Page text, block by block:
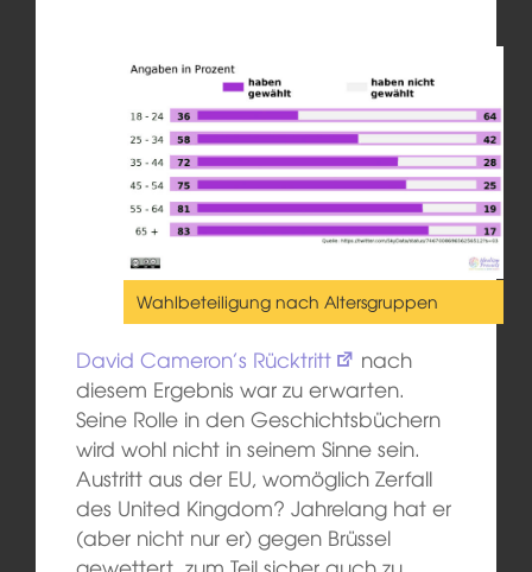
Wahlbeteiligung nach Altersgruppen
David Cameron’s Rücktritt
nach
diesem Ergebnis war zu erwarten.
Seine Rolle in den Geschichtsbüchern
wird wohl nicht in seinem Sinne sein.
Austritt aus der EU, womöglich Zerfall
des United Kingdom? Jahrelang hat er
(aber nicht nur er) gegen Brüssel